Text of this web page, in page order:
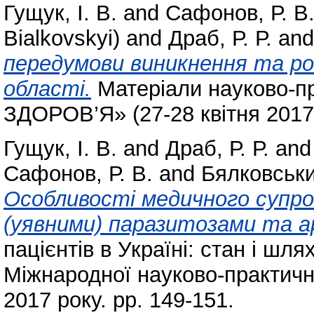
Гущук, І. В. and Сафонов, Р. В.
Bialkovskyi) and Драб, Р. Р.
передумови виникнення та
області. Матеріали науково-
ЗДОРОВ’Я» (27-28 квітня
Гущук, І. В. and Драб, Р. Р.
Сафонов, Р. В. and
Особливості медичного
(уявними) паразитозами та
пацієнтів в Україні: стан і
Міжнародної науково-
2017 року. pp. 149-151.